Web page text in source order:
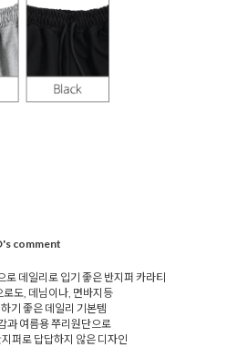
comment
로 데일리로 입기 좋은 반지퍼 카라티
도, 데님이나, 면바지등
기 좋은 데일리 기본템
과 여름용 쭈리원단으로
퍼로 답답하지 않은 디자인